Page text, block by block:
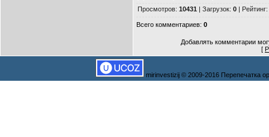
Просмотров: 10431 | Загрузок: 0 | Рейтинг:
Всего комментариев: 0
Добавлять комментарии
[
mirinvestizij © 2009-2016 Перепечатка